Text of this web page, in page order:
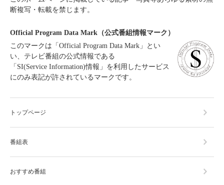
断複写・転載を禁じます。
Official Program Data Mark（公式番組情報マーク）
このマークは「Official Program Data Mark」とい
い、テレビ番組の公式情報である
「SI(Service Information)情報」を利用したサービス
にのみ表記が許されているマークです。
トップページ
番組表
おすすめ番組